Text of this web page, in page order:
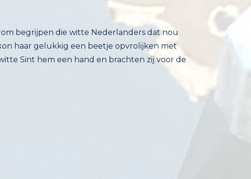
begrijpen die witte Nederlanders dat nou
haar gelukkig een beetje opvrolijken met
Sint hem een hand en brachten zij voor de